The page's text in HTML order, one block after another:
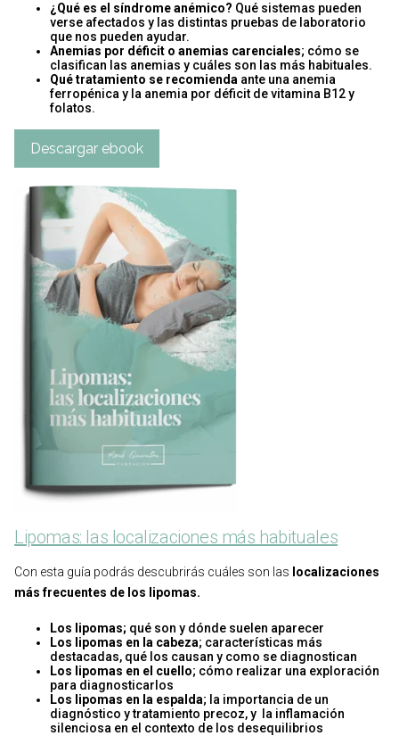
¿Qué es el síndrome anémico? Qué sistemas pueden
verse afectados y las distintas pruebas de laboratorio
que nos pueden ayudar.
Anemias por déficit o anemias carenciales; cómo se
clasifican las anemias y cuáles son las más habituales.
Qué tratamiento se recomienda ante una anemia
ferropénica y la anemia por déficit de vitamina B12 y
folatos.
Descargar ebook
Lipomas: las localizaciones más habituales
Con esta guía podrás descubrirás cuáles son las localizaciones
más frecuentes de los lipomas.
Los lipomas; qué son y dónde suelen aparecer
Los lipomas en la cabeza; características más
destacadas, qué los causan y como se diagnostican
Los lipomas en el cuello; cómo realizar una exploración
para diagnosticarlos
Los lipomas en la espalda; la importancia de un
diagnóstico y tratamiento precoz, y la inflamación
silenciosa en el contexto de los desequilibrios